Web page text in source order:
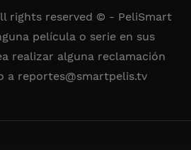
rights reserved © - PeliSmart
película o serie en sus
realizar alguna reclamación
a reportes@smartpelis.tv